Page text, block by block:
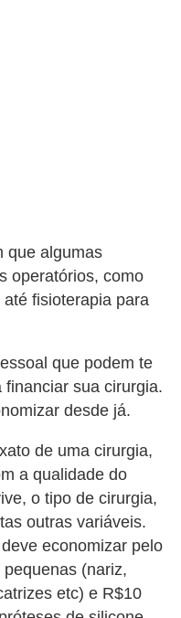
que algumas
operatórios, como
fisioterapia para
que podem te
sua cirurgia.
desde já.
de uma cirurgia,
a qualidade do
o tipo de cirurgia,
outras variáveis.
economizar pelo
(nariz,
etc) e R$10